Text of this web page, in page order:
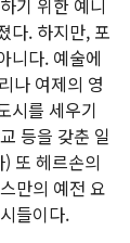
기 위한 예니
다. 하지만, 포
니다. 예술에
나 여제의 영
시를 세우기
등을 갖춘 일
또 헤르손의
만의 예전 요
들이다.